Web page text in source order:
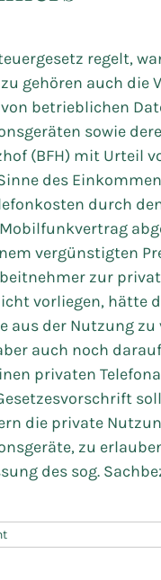
regelt,
gehören auch die
betrieblichen
sowie
(BFH) mit Urteil
des
durch
vergünstigten
zur
vorliegen, hätte
aus der Nutzung
auch noch
privaten
die private
zu
des sog.